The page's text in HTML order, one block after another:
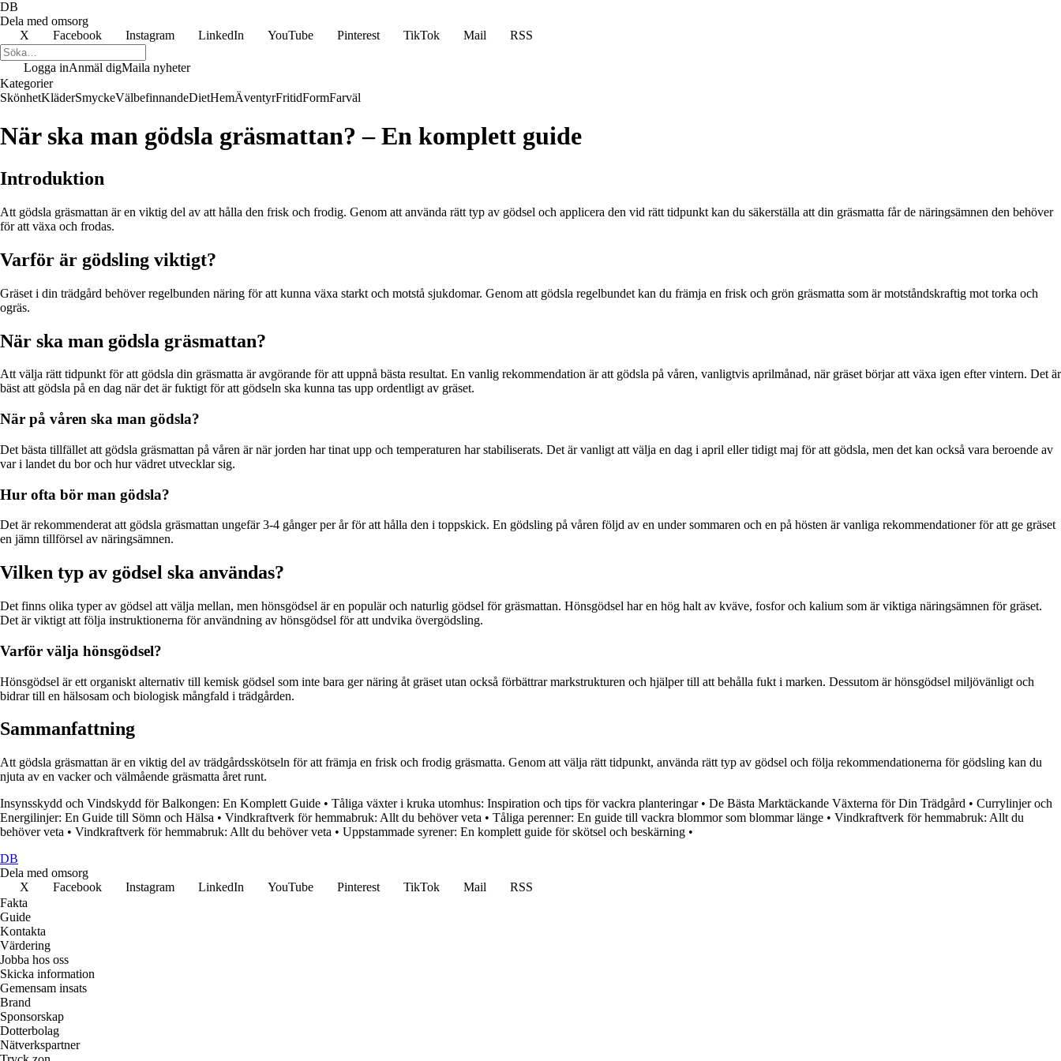
DB
Dela med omsorg
X
Facebook Instagram LinkedIn YouTube Pinterest TikTok Mail RSS
Logga inAnmäl digMaila nyheter
Kategorier
SkönhetKläderSmyckeVälbefinnandeDietHemÄventyrFritidFormFarväl
När ska man gödsla gräsmattan? – En komplett guide
Introduktion
Att gödsla gräsmattan är en viktig del av att hålla den frisk och frodig. Genom att använda rätt typ av gödsel och applicera den vid rätt tidpunkt kan du säkerställa att din gräsmatta får de näringsämnen den behöver
för att växa och frodas.
Varför är gödsling viktigt?
Gräset i din trädgård behöver regelbunden näring för att kunna växa starkt och motstå sjukdomar. Genom att gödsla regelbundet kan du främja en frisk och grön gräsmatta som är motståndskraftig mot torka och
ogräs.
När ska man gödsla gräsmattan?
Att välja rätt tidpunkt för att gödsla din gräsmatta är avgörande för att uppnå bästa resultat. En vanlig rekommendation är att gödsla på våren, vanligtvis aprilmånad, när gräset börjar att växa igen efter vintern. Det är
bäst att gödsla på en dag när det är fuktigt för att gödseln ska kunna tas upp ordentligt av gräset.
När på våren ska man gödsla?
Det bästa tillfället att gödsla gräsmattan på våren är när jorden har tinat upp och temperaturen har stabiliserats. Det är vanligt att välja en dag i april eller tidigt maj för att gödsla, men det kan också vara beroende av
var i landet du bor och hur vädret utvecklar sig.
Hur ofta bör man gödsla?
Det är rekommenderat att gödsla gräsmattan ungefär 3-4 gånger per år för att hålla den i toppskick. En gödsling på våren följd av en under sommaren och en på hösten är vanliga rekommendationer för att ge gräset
en jämn tillförsel av näringsämnen.
Vilken typ av gödsel ska användas?
Det finns olika typer av gödsel att välja mellan, men hönsgödsel är en populär och naturlig gödsel för gräsmattan. Hönsgödsel har en hög halt av kväve, fosfor och kalium som är viktiga näringsämnen för gräset.
Det är viktigt att följa instruktionerna för användning av hönsgödsel för att undvika övergödsling.
Varför välja hönsgödsel?
Hönsgödsel är ett organiskt alternativ till kemisk gödsel som inte bara ger näring åt gräset utan också förbättrar markstrukturen och hjälper till att behålla fukt i marken. Dessutom är hönsgödsel miljövänligt och
bidrar till en hälsosam och biologisk mångfald i trädgården.
Sammanfattning
Att gödsla gräsmattan är en viktig del av trädgårdsskötseln för att främja en frisk och frodig gräsmatta. Genom att välja rätt tidpunkt, använda rätt typ av gödsel och följa rekommendationerna för gödsling kan du
njuta av en vacker och välmående gräsmatta året runt.
Insynsskydd och Vindskydd för Balkongen: En Komplett Guide • Tåliga växter i kruka utomhus: Inspiration och tips för vackra planteringar• De Bästa Marktäckande Växterna för Din Trädgård • Currylinjer och
Energilinjer: En Guide till Sömn och Hälsa • Vindkraftverk för hemmabruk: Allt du behöver veta • Tåliga perenner: En guide till vackra blommor som blommar länge • Vindkraftverk för hemmabruk: Allt du
behöver veta • Vindkraftverk för hemmabruk: Allt du behöver veta • Uppstammade syrener: En komplett guide för skötsel och beskärning •
DB
Dela med omsorg
X
Facebook Instagram LinkedIn YouTube Pinterest TikTok Mail
RSS
Fakta
Guide
Kontakta
Värdering
Jobba hos oss
Skicka information
Gemensam insats
Brand
Sponsorskap
Dotterbolag
Nätverkspartner